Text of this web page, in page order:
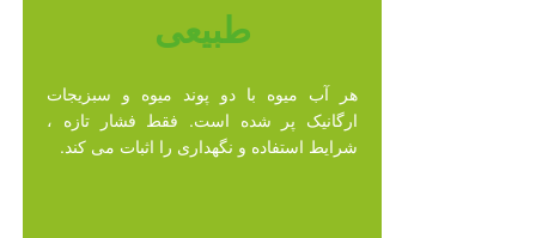
طبیعی
هر آب میوه با دو پوند میوه و سبزیجات
ارگانیک پر شده است. فقط فشار تازه ،
شرایط استفاده و نگهداری را اثبات می کند.